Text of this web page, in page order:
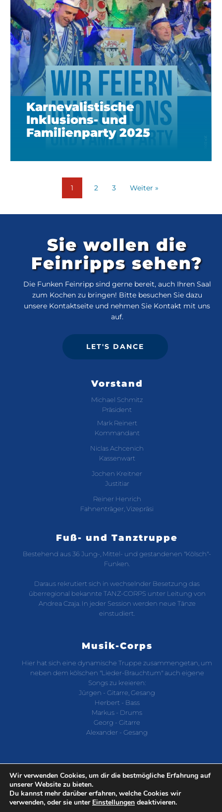
Karnevalistische
Inklusions- und
Familienparty 2025
1 2 3 Weiter »
Sie wollen die
Feinripps sehen?
Die Funken Feinripp sind gerne bereit, auch Ihren Saal
zum Kochen zu bringen! Bitte besuchen Sie dazu
unsere Kontaktseite und nehmen Sie Kontakt mit uns
auf.
LET'S DANCE
Vorstand
Michael Schmitz
Präsident
Mark Reinert
Kommandant
Niclas Achcenich
Kassenwart
Jochen Kreitner
Justitiar
Reiner Henrich
Fahnenträger, Vizepräsi
Fuß- und Tanztruppe
Bestehend aus 36 Jung-, Mittel- und gestandenen "Kölsch"-
Funken.
Daraus rekrutiert sich in wechselnder Besetzung das
überregional bekannte TANZ-CORPS unter Leitung von
Andrea Czaja. In jeder Session werden neue Tänze
einstudiert.
Musik-Corps
Hier hat sich eine dynamische Truppe zusammengetan, um
neben dem kölschen "Lieder-Brauchtum" auch eigene
Songs zu kreieren:
Jürgen - Gitarre, Gesang
Herbert - Bass
Markus - Drums
Georg - Gitarre
Alexander - Gesang
Wir verwenden Cookies, um dir die bestmögliche Erfahrung auf
unserer Website zu bieten.
Du kannst mehr darüber erfahren, welche Cookies wir
verwenden, oder sie unter Einstellungen deaktivieren.